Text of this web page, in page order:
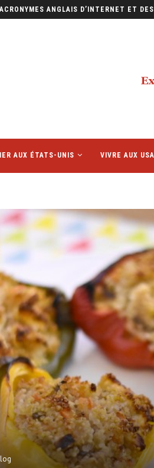
ANGLAIS D’INTERNET ET
AUX ÉTATS-UNIS VIVRE AUX USA